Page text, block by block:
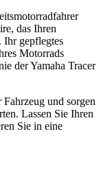
das Ihren
Ihr gepflegtes
Motorrads
der Yamaha Tracer
und sorgen
Lassen Sie Ihren
Sie in eine